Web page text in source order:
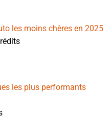
les moins chères en 2025
les plus performants